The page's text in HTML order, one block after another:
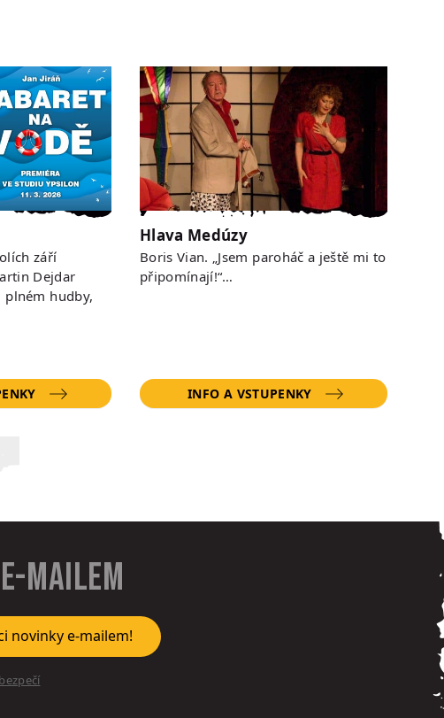
září
Dejdar
hudby,
Hlava Medúzy
Boris Vian. „Jsem paroháč a ještě mi to
připomínají!“…
INFO A VSTUPENKY
mailem
novinky e-mailem!